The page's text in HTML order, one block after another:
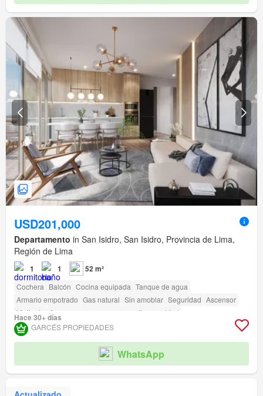
USD201,000
Departamento in San Isidro, San Isidro, Provincia de Lima,
Región de Lima
1 1 52 m²
Cochera Balcón Cocina equipada Tanque de agua
Armario empotrado Gas natural Sin amoblar Seguridad Ascensor
Vigilante
Acceso para personas con discapacidad
Hace 30+ días
GARCÉS PROPIEDADES
WhatsApp